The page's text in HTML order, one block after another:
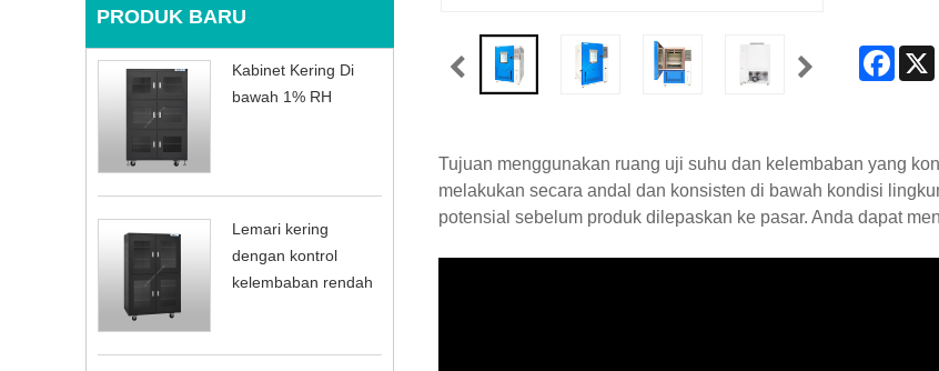
PRODUK BARU
Kabinet Kering Di
bawah 1% RH
Lemari kering
dengan kontrol
kelembaban rendah
X
Tujuan menggunakan ruang uji suhu dan kelembaban yang
melakukan secara andal dan konsisten di bawah kondisi
potensial sebelum produk dilepaskan ke pasar. Anda dapat